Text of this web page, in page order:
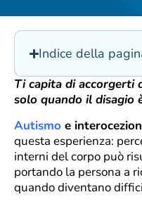
Indice della
Ti capita di accorgerti
solo quando il disagio
Autismo e
questa esperienza:
interni del corpo può
portando la persona a
quando diventano